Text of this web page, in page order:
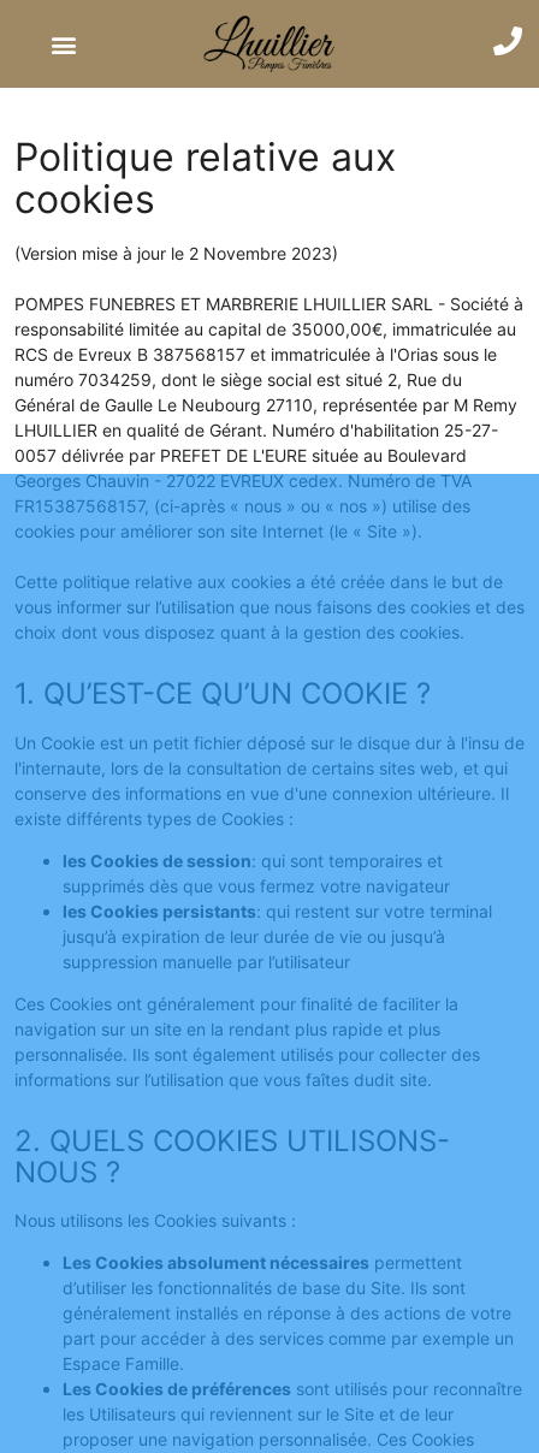
Politique relative aux
cookies
(Version mise à jour le 2 Novembre 2023)
POMPES FUNEBRES ET MARBRERIE LHUILLIER SARL - Société à
responsabilité limitée au capital de 35000,00€, immatriculée au
RCS de Evreux B 387568157 et immatriculée à l'Orias sous le
numéro 7034259, dont le siège social est situé 2, Rue du
Général de Gaulle Le Neubourg 27110, représentée par M Remy
LHUILLIER en qualité de Gérant. Numéro d'habilitation 25-27-
0057 délivrée par PREFET DE L'EURE située au Boulevard
Georges Chauvin - 27022 EVREUX cedex. Numéro de TVA
FR15387568157, (ci-après « nous » ou « nos ») utilise des
cookies pour améliorer son site Internet (le « Site »).
Cette politique relative aux cookies a été créée dans le but de
vous informer sur l’utilisation que nous faisons des cookies et des
choix dont vous disposez quant à la gestion des cookies.
1. QU’EST-CE QU’UN COOKIE ?
Un Cookie est un petit fichier déposé sur le disque dur à l'insu de
l'internaute, lors de la consultation de certains sites web, et qui
conserve des informations en vue d'une connexion ultérieure. Il
existe différents types de Cookies :
les Cookies de session: qui sont temporaires et
supprimés dès que vous fermez votre navigateur
les Cookies persistants: qui restent sur votre terminal
jusqu’à expiration de leur durée de vie ou jusqu’à
suppression manuelle par l’utilisateur
Ces Cookies ont généralement pour finalité de faciliter la
navigation sur un site en la rendant plus rapide et plus
personnalisée. Ils sont également utilisés pour collecter des
informations sur l’utilisation que vous faîtes dudit site.
2. QUELS COOKIES UTILISONS-
NOUS ?
Nous utilisons les Cookies suivants :
Les Cookies absolument nécessaires permettent
d’utiliser les fonctionnalités de base du Site. Ils sont
généralement installés en réponse à des actions de votre
part pour accéder à des services comme par exemple un
Espace Famille.
Les Cookies de préférences sont utilisés pour reconnaître
les Utilisateurs qui reviennent sur le Site et de leur
proposer une navigation personnalisée. Ces Cookies